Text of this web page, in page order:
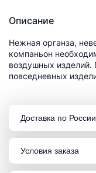
Описание
Нежная органза,
компаньон
воздушных изделий.
повседневных
Доставка по России
Условия заказа